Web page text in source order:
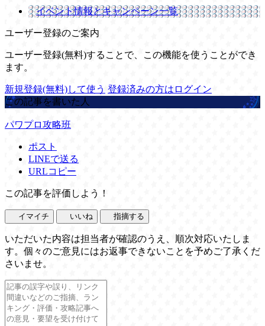
イベント情報とキャンペーン一覧
ユーザー登録のご案内
ユーザー登録(無料)することで、この機能を使うことができ
ます。
新規登録(無料)して使う 登録済みの方はログイン
この記事を書いた人
パワプロ攻略班
ポスト
LINEで送る
URLコピー
この記事を評価しよう！
イマイチ いいね 指摘する
いただいた内容は担当者が確認のうえ、順次対応いたしま
す。個々のご意見にはお返事できないことを予めご了承くだ
さいませ。